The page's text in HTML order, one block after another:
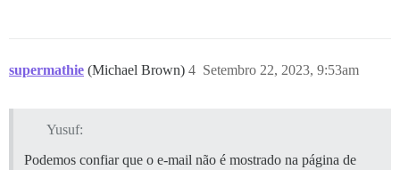
supermathie (Michael Brown) Setembro 22, 2023, 9:53am
4
Yusuf:
Podemos confiar que o e-mail não é mostrado na página de